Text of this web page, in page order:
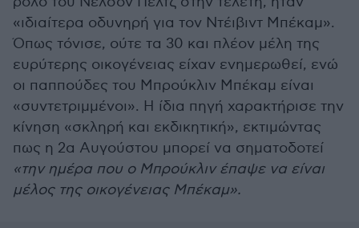
«ιδιαίτερα οδυνηρή για τον Ντέιβιντ Μπέκαμ».
Όπως τόνισε, ούτε τα 30 και πλέον μέλη της
ευρύτερης οικογένειας είχαν ενημερωθεί, ενώ
οι παππούδες του Μπρούκλιν Μπέκαμ είναι
«συντετριμμένοι». Η ίδια πηγή χαρακτήρισε την
κίνηση «σκληρή και εκδικητική», εκτιμώντας
πως η 2α Αυγούστου μπορεί να σηματοδοτεί
«την ημέρα που ο Μπρούκλιν έπαψε να είναι
μέλος της οικογένειας Μπέκαμ».